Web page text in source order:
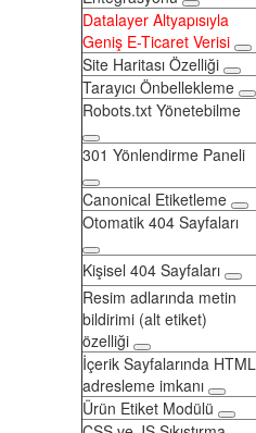
Datalayer Altyapısıyla
Geniş E-Ticaret Verisi
Site Haritası Özelliği
Tarayıcı Önbellekleme
Robots.txt Yönetebilme
301 Yönlendirme Paneli
Canonical Etiketleme
Otomatik 404 Sayfaları
Kişisel 404 Sayfaları
Resim adlarında metin
bildirimi (alt etiket)
özelliği
İçerik Sayfalarında HTML
adresleme imkanı
Ürün Etiket Modülü